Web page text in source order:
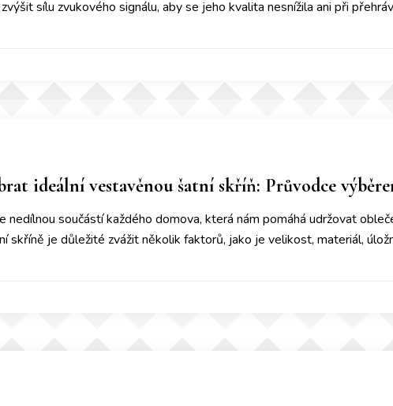
sílu zvukového signálu, aby se jeho kvalita nesnížila ani při
ideální vestavěnou šatní skříň: Průvodce
nedílnou součástí každého domova, která nám pomáhá udržovat
skříně je důležité zvážit několik faktorů, jako je velikost, materiál,